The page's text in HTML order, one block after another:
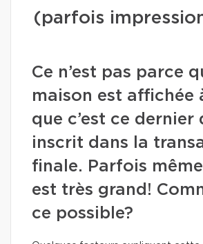
(parfois
Ce n’est pas parce
maison est affichée
que c’est ce dernier
inscrit dans la
finale. Parfois
est très grand!
ce possible?